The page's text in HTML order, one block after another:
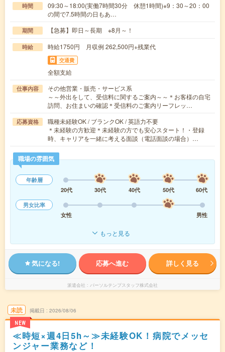
時間
09:30～18:00(実働7時間30分 休憩1時間)※9：30～20：00
の間で7.5時間の日もあ…
期間 【急募】即日～長期 ※8月～！
時給 時給1750円 月収例 262,500円+残業代
交通費
全額支給
仕事内容
その他営業・販売・サービス系
～～外出をして、受信料に関するご案内～～＊お客様の自宅
訪問、お住まいの確認＊受信料のご案内リーフレッ…
応募資格
職種未経験OK / ブランクOK / 英語力不要
＊未経験の方歓迎＊未経験の方でも安心スタート！・登録
時、キャリアを一緒に考える面談（電話面談の場合）…
職場の雰囲気
年齢層
20代
30代 40代 50代
60代
男女比率
女性
男性
もっと見る
気になる! 応募へ進む 詳しく見る
派遣会社 パーソルテンプスタッフ株式会社
未読
NEW
掲載日 2026/08/06
≪時短×週4日5h～≫未経験OK！病院でメッセ
ンジャー業務など！